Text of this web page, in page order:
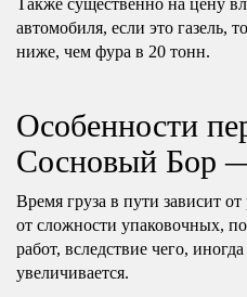
Также существенно на цену
автомобиля, если это газель,
ниже, чем фура в 20 тонн.
Особенности
Сосновый Бор
Время груза в пути зависит
от сложности упаковочных,
работ, вследствие чего,
увеличивается.